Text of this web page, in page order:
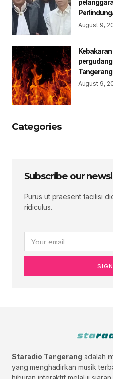
August 9,
Tangerang
August 9,
Categories
Subscribe our
Purus ut praesent facilisi
ridiculus.
Staradio Tangerang adalah
yang menghadirkan musik